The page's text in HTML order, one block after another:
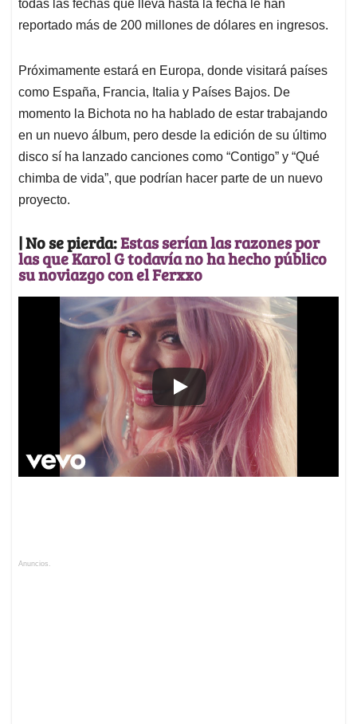
todas las fechas que lleva hasta la fecha le han
reportado más de 200 millones de dólares en ingresos.
Próximamente estará en Europa, donde visitará países
como España, Francia, Italia y Países Bajos. De
momento la Bichota no ha hablado de estar trabajando
en un nuevo álbum, pero desde la edición de su último
disco sí ha lanzado canciones como “Contigo” y “Qué
chimba de vida”, que podrían hacer parte de un nuevo
proyecto.
| No se pierda:Estas serían las razones por
las que Karol G todavía no ha hecho público
su noviazgo con el Ferxxo
Anuncios.